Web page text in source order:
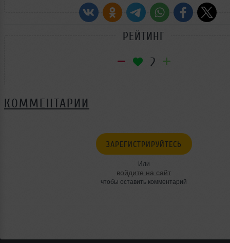
РЕЙТИНГ
2
КОММЕНТАРИИ
ЗАРЕГИСТРИРУЙТЕСЬ
Или
войдите на сайт
чтобы оставить комментарий